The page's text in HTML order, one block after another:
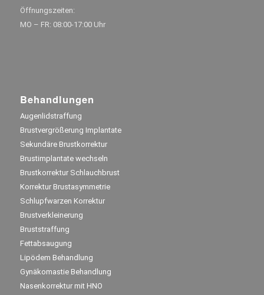
Öffnungszeiten:
MO – FR: 08:00-17:00 Uhr
Behandlungen
Augenlidstraffung
Brustvergrößerung Implantate
Sekundäre Brustkorrektur
Brustimplantate wechseln
Brustkorrektur Schlauchbrust
Korrektur Brustasymmetrie
Schlupfwarzen Korrektur
Brustverkleinerung
Bruststraffung
Fettabsaugung
Lipödem Behandlung
Gynäkomastie Behandlung
Nasenkorrektur mit HNO